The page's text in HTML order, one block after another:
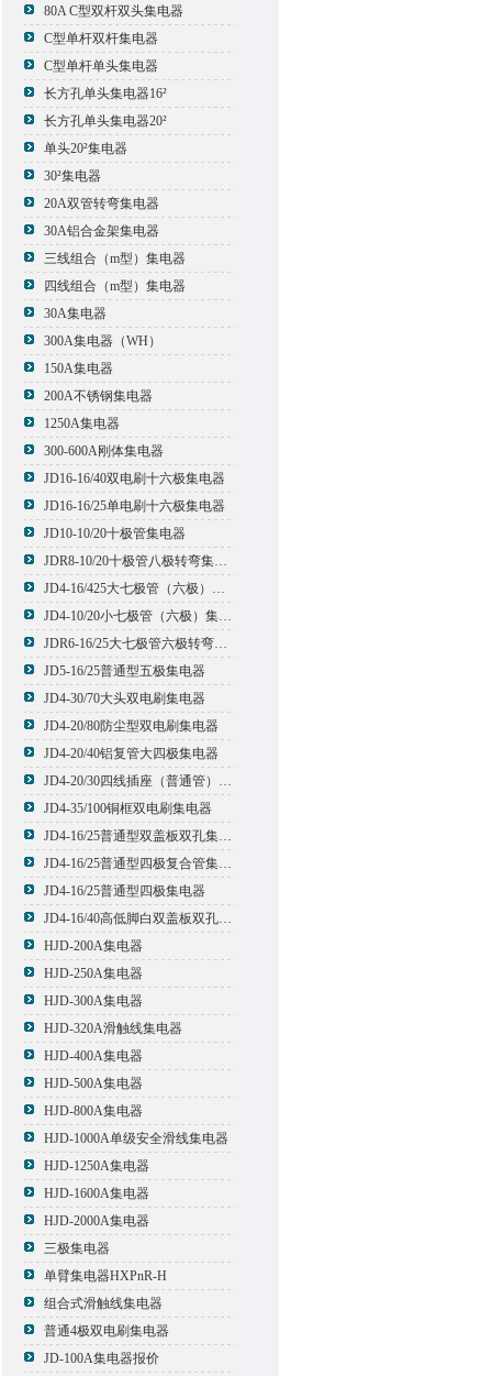
80A C型双杆双头集电器
C型单杆双杆集电器
C型单杆单头集电器
长方孔单头集电器16²
长方孔单头集电器20²
单头20²集电器
30²集电器
20A双管转弯集电器
30A铝合金架集电器
三线组合（m型）集电器
四线组合（m型）集电器
30A集电器
300A集电器（WH）
150A集电器
200A不锈钢集电器
1250A集电器
300-600A刚体集电器
JD16-16/40双电刷十六极集电器
JD16-16/25单电刷十六极集电器
JD10-10/20十极管集电器
JDR8-10/20十极管八极转弯集电器
JD4-16/425大七极管（六极）集电器
JD4-10/20小七极管（六极）集电器
JDR6-16/25大七极管六极转弯集电器
JD5-16/25普通型五极集电器
JD4-30/70大头双电刷集电器
JD4-20/80防尘型双电刷集电器
JD4-20/40铝复管大四极集电器
JD4-20/30四线插座（普通管）集电器
JD4-35/100铜框双电刷集电器
JD4-16/25普通型双盖板双孔集电器
JD4-16/25普通型四极复合管集电器
JD4-16/25普通型四极集电器
JD4-16/40高低脚白双盖板双孔集电器
HJD-200A集电器
HJD-250A集电器
HJD-300A集电器
HJD-320A滑触线集电器
HJD-400A集电器
HJD-500A集电器
HJD-800A集电器
HJD-1000A单级安全滑线集电器
HJD-1250A集电器
HJD-1600A集电器
HJD-2000A集电器
三极集电器
单臂集电器HXPnR-H
组合式滑触线集电器
普通4极双电刷集电器
JD-100A集电器报价